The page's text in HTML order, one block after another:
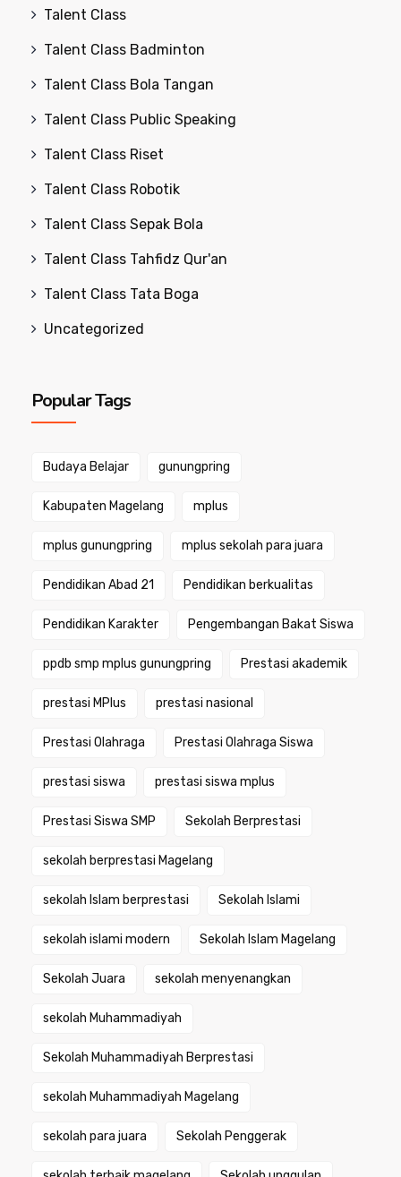
Talent Class
Talent Class Badminton
Talent Class Bola Tangan
Talent Class Public Speaking
Talent Class Riset
Talent Class Robotik
Talent Class Sepak Bola
Talent Class Tahfidz Qur'an
Talent Class Tata Boga
Uncategorized
Popular Tags
Budaya Belajar gunungpring
Kabupaten Magelang mplus
mplus gunungpring mplus sekolah para juara
Pendidikan Abad 21 Pendidikan berkualitas
Pendidikan Karakter Pengembangan Bakat Siswa
ppdb smp mplus gunungpring Prestasi akademik
prestasi MPlus prestasi nasional
Prestasi Olahraga Prestasi Olahraga Siswa
prestasi siswa prestasi siswa mplus
Prestasi Siswa SMP Sekolah Berprestasi
sekolah berprestasi Magelang
sekolah Islam berprestasi Sekolah Islami
sekolah islami modern Sekolah Islam Magelang
Sekolah Juara sekolah menyenangkan
sekolah Muhammadiyah
Sekolah Muhammadiyah Berprestasi
sekolah Muhammadiyah Magelang
sekolah para juara Sekolah Penggerak